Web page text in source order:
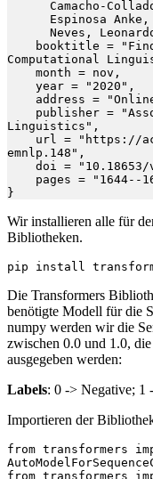
Computational
Linguistics",
emnlp.148",
}
Wir installieren alle für
Bibliotheken.
pip install
Die Transformers
benötigte Modell für die
numpy werden wir die
zwischen 0.0 und 1.0,
ausgegeben werden:
Labels: 0 -> Negative; 1
Importieren der
from transformers
from transformers